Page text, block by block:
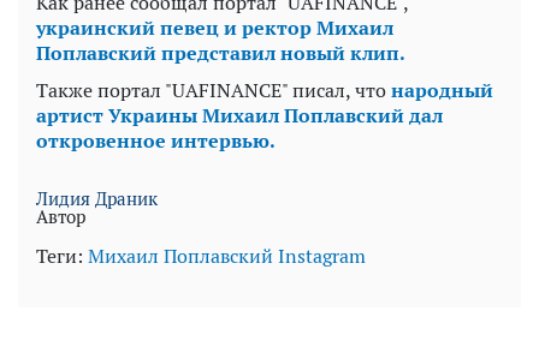
украинский певец и ректор Михаил
Поплавский представил новый клип.
Также портал "UAFINANCE" писал, чтонародный
артист Украины Михаил Поплавский дал
откровенное интервью.
Лидия Драник
Автор
Теги: Михаил Поплавский Instagram